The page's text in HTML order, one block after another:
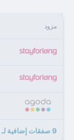
مزود
9 صفقات إضافية لـ أرابيان رياض